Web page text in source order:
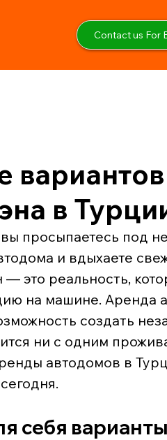
Contact us For
в
просыпаетесь под
и вдыхаете
— это реальность,
на машине. Аренда
создать
ни с одним
автодомов в
себя